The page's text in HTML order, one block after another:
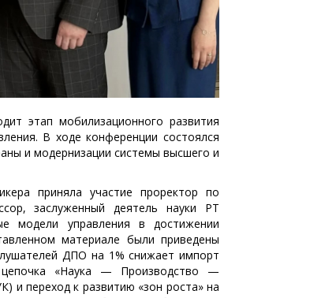
этап мобилизационного развития
В ходе конференции состоялся
и модернизации системы высшего и
приняла участие проректор по
заслуженный деятель науки РТ
модели управления в достижении
материале были приведены
ДПО на 1% снижает импорт
«Наука — Производство —
и переход к развитию «зон роста» на